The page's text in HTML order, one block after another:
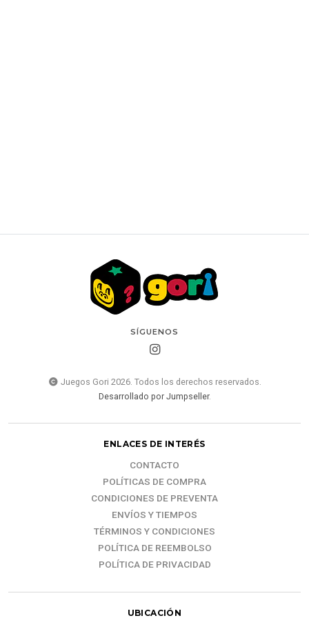
SÍGUENOS
Juegos Gori 2026. Todos los derechos reservados.
Desarrollado por Jumpseller.
ENLACES DE INTERÉS
CONTACTO
POLÍTICAS DE COMPRA
CONDICIONES DE PREVENTA
ENVÍOS Y TIEMPOS
TÉRMINOS Y CONDICIONES
POLÍTICA DE REEMBOLSO
POLÍTICA DE PRIVACIDAD
UBICACIÓN